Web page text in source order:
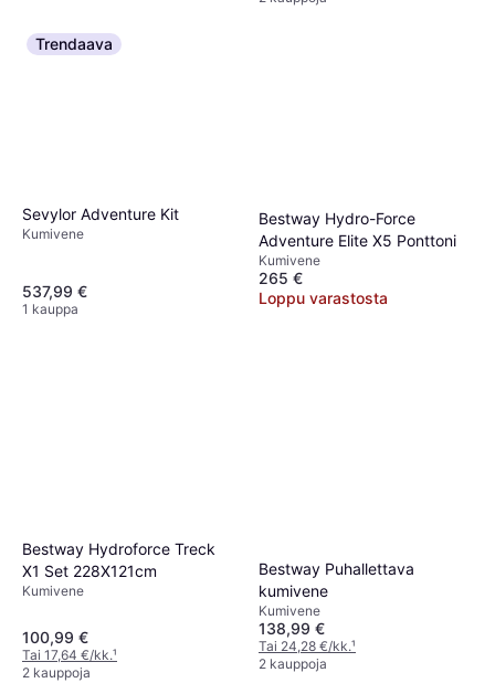
Trendaava
Sevylor Adventure Kit
Kumivene
537,99 €
1 kauppa
Bestway Hydro-Force
Adventure Elite X5 Ponttoni
Kumivene
265 €
Loppu varastosta
Bestway Hydroforce Treck
X1 Set 228X121cm
Kumivene
100,99 €
Tai 17,64 €/kk.¹
2 kauppoja
Bestway Puhallettava
kumivene
Kumivene
138,99 €
Tai 24,28 €/kk.¹
2 kauppoja